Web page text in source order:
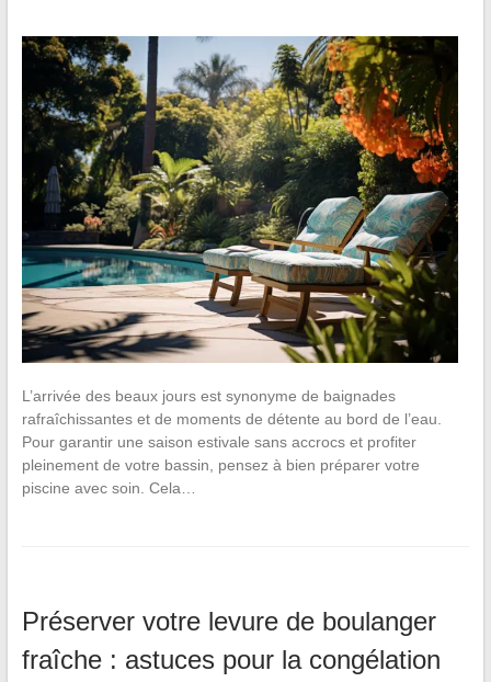
L’arrivée des beaux jours est synonyme de baignades
rafraîchissantes et de moments de détente au bord de l’eau.
Pour garantir une saison estivale sans accrocs et profiter
pleinement de votre bassin, pensez à bien préparer votre
piscine avec soin. Cela…
Préserver votre levure de boulanger
fraîche : astuces pour la congélation